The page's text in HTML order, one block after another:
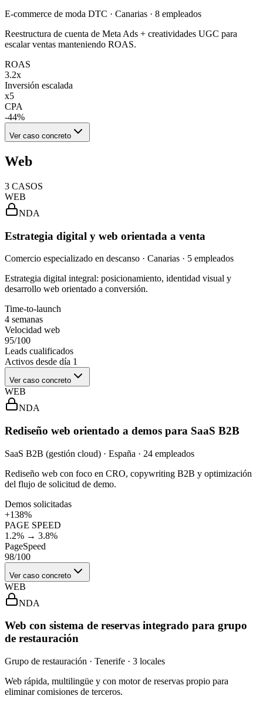
E-commerce de moda DTC · Canarias · 8 empleados
Reestructura de cuenta de Meta Ads + creatividades UGC para
escalar ventas manteniendo ROAS.
ROAS
3.2x
Inversión escalada
x5
CPA
-44%
Ver caso concreto
Web
3 CASOS
WEB
NDA
Estrategia digital y web orientada a venta
Comercio especializado en descanso · Canarias · 5 empleados
Estrategia digital integral: posicionamiento, identidad visual y
desarrollo web orientado a conversión.
Time-to-launch
4 semanas
Velocidad web
95/100
Leads cualificados
Activos desde día 1
Ver caso concreto
WEB
NDA
Rediseño web orientado a demos para SaaS B2B
SaaS B2B (gestión cloud) · España · 24 empleados
Rediseño web con foco en CRO, copywriting B2B y optimización
del flujo de solicitud de demo.
Demos solicitadas
+138%
PAGE SPEED
1.2% → 3.8%
PageSpeed
98/100
Ver caso concreto
WEB
NDA
Web con sistema de reservas integrado para grupo
de restauración
Grupo de restauración · Tenerife · 3 locales
Web rápida, multilingüe y con motor de reservas propio para
eliminar comisiones de terceros.